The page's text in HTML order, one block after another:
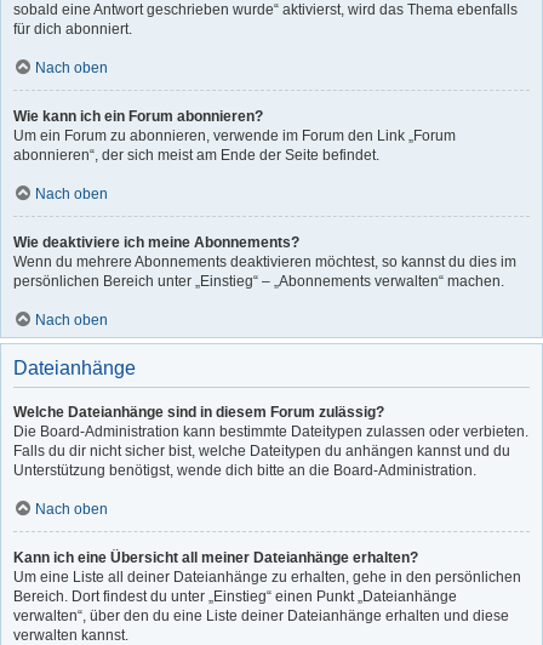
sobald eine Antwort geschrieben wurde“ aktivierst, wird das Thema ebenfalls
für dich abonniert.
Nach oben
Wie kann ich ein Forum abonnieren?
Um ein Forum zu abonnieren, verwende im Forum den Link „Forum
abonnieren“, der sich meist am Ende der Seite befindet.
Nach oben
Wie deaktiviere ich meine Abonnements?
Wenn du mehrere Abonnements deaktivieren möchtest, so kannst du dies im
persönlichen Bereich unter „Einstieg“ – „Abonnements verwalten“ machen.
Nach oben
Dateianhänge
Welche Dateianhänge sind in diesem Forum zulässig?
Die Board-Administration kann bestimmte Dateitypen zulassen oder verbieten.
Falls du dir nicht sicher bist, welche Dateitypen du anhängen kannst und du
Unterstützung benötigst, wende dich bitte an die Board-Administration.
Nach oben
Kann ich eine Übersicht all meiner Dateianhänge erhalten?
Um eine Liste all deiner Dateianhänge zu erhalten, gehe in den persönlichen
Bereich. Dort findest du unter „Einstieg“ einen Punkt „Dateianhänge
verwalten“, über den du eine Liste deiner Dateianhänge erhalten und diese
verwalten kannst.